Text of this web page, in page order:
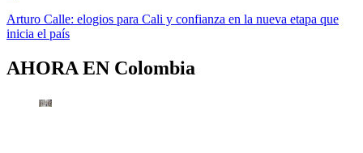
Arturo Calle: elogios para Cali y confianza en la nueva etapa que
inicia el país
AHORA EN Colombia